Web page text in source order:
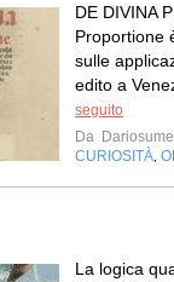
DE DIVINA
Proportione
sulle
edito a
seguito
Da
CURIOSITÀ
La logica